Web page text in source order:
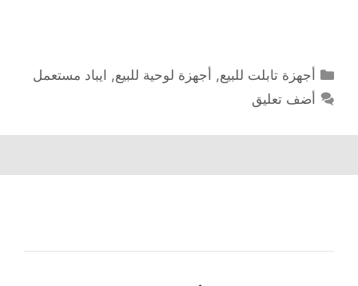
التصنيفات
أجهزة تابلت للبيع, أجهزة لوحية للبيع, ايباد مستعمل
أضف تعليق